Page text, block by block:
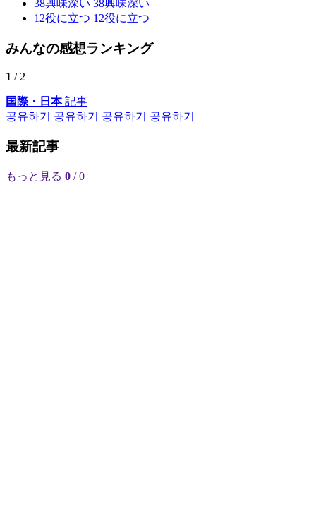
38興味深い 38興味深い
12役に立つ 12役に立つ
みんなの感想ランキング
1 / 2
国際・日本記事
공유하기
공유하기 공유하기 공유하기
最新記事
もっと見る 0 / 0